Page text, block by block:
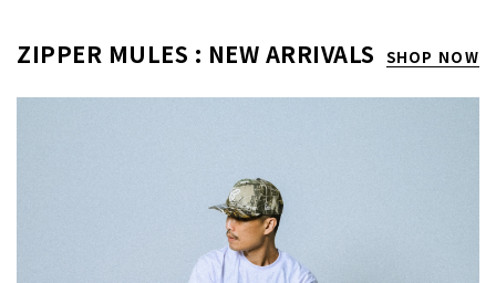
ZIPPER MULES : NEW ARRIVALS SHOP NOW